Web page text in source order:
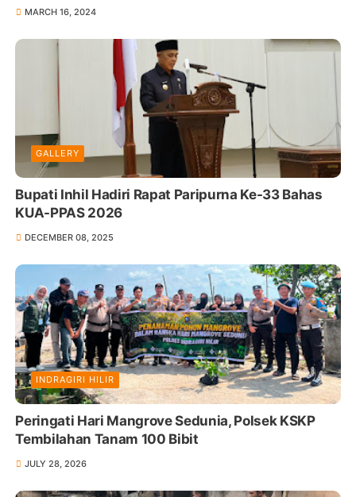
MARCH 16, 2024
GALLERY
Bupati Inhil Hadiri Rapat Paripurna Ke-33 Bahas
KUA-PPAS 2026
DECEMBER 08, 2025
INDRAGIRI HILIR
Peringati Hari Mangrove Sedunia, Polsek KSKP
Tembilahan Tanam 100 Bibit
JULY 28, 2026